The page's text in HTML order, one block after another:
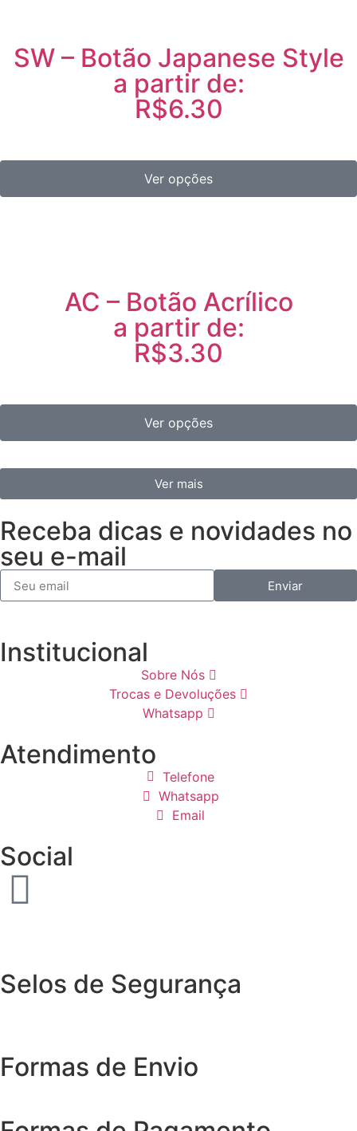
SW – Botão Japanese Style
a partir de:
R$6.30
Ver opções
AC – Botão Acrílico
a partir de:
R$3.30
Ver opções
Ver mais
Receba dicas e novidades no
seu e-mail
Enviar
Institucional
Sobre Nós
Trocas e Devoluções
Whatsapp
Atendimento
Telefone
Whatsapp
Email
Social
Selos de Segurança
Formas de Envio